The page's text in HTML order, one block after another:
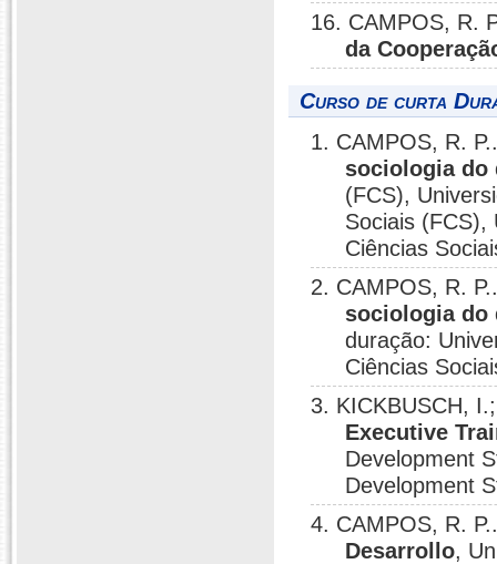
16. CAMPOS, R.
da
Curso de curta
1. CAMPOS, R.
sociologia do
(FCS),
Sociais (FCS),
Ciências
2. CAMPOS, R.
sociologia do
duração:
Ciências
3. KICKBUSCH,
Executive
Development
Development
4. CAMPOS, R.
Desarrollo,